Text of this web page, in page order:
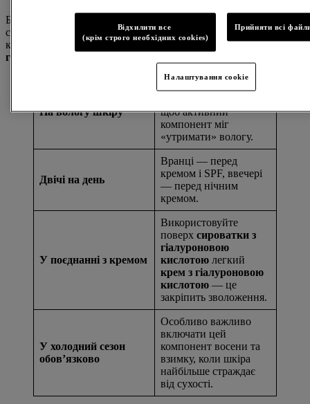
Багато хто знає, що гіалуронова кислота потрібна, але
стикається із нерозумінням як використовувати гіалуронову
кислоту для обличчя правильно.
Розбираємось разом –
гіалуронову кислоту наносимо:
На вологу шкіру
щоб активний
компонент міг
«утримати» вологу.
Двічі на день
Вранці — перед
кремом і SPF, ввечері
— перед нічним
кремом.
У поєднанні з кремом
Використовуйте
поверх сироватки з
гіалуроновою
кислотою легкий
крем з гіалуроновою
кислотою — це
закріпить зволоження.
У холодний сезон
обовʼязково
Особливо важливо
включати цей
компонент восени та
взимку, коли шкіра
найбільше страждає
від сухості.
Відхилити все
(крім строго необхідних cookies)
Прийняти всі
Налаштування cookie